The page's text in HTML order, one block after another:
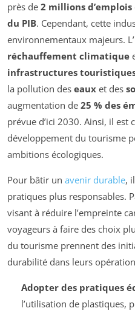
près de 2 millions d’emplois
du PIB. Cependant, cette
environnementaux majeurs.
réchauffement climatique
infrastructures
la pollution des eaux et des
augmentation de 25 % des
prévue d’ici 2030. Ainsi, il est
développement du tourisme
ambitions écologiques.
Pour bâtir un avenir durable,
pratiques plus responsables.
visant à réduire l’empreinte
voyageurs à faire des choix
du tourisme prennent des
durabilité dans leurs
Adopter des pratiques
l’utilisation de plastiques,